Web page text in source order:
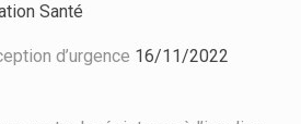
Santé
d’urgence 16/11/2022